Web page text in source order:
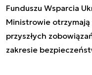
Funduszu Wsparcia
Ministrowie
przyszłych
zakresie